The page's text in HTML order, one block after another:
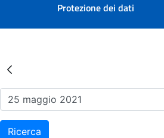
Protezione dei dati
Risultati della
Ricerca